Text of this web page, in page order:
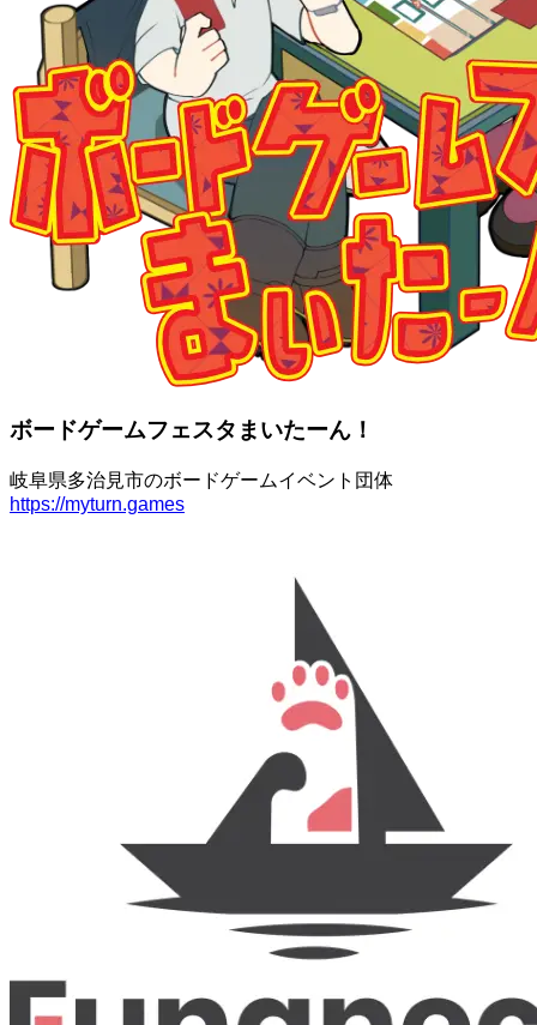
ボードゲームフェスタまいたーん！
岐阜県多治見市のボードゲームイベント団体
https://myturn.games